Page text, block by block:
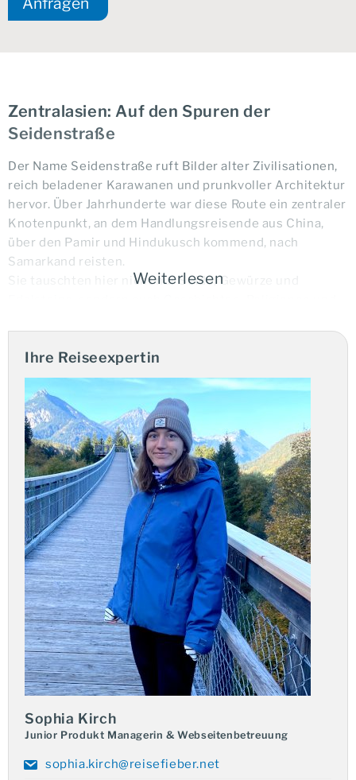
Zentralasien: Auf den Spuren der
Seidenstraße
Der Name Seidenstraße ruft Bilder alter Zivilisationen,
reich beladener Karawanen und prunkvoller Architektur
hervor. Über Jahrhunderte war diese Route ein zentraler
Knotenpunkt, an dem Handlungsreisende aus China,
über den Pamir und Hindukusch kommend, nach
Samarkand reisten.
Sie tauschten hier nicht nur Seide, Gewürze und
Komfortable Reise entlang der historischen
Route
Verzichten Sie auf die Beschwerlichkeiten einer
herkömmlichen Reise durch Zentralasien.
Mit dem komfortablen Orient Silk Road Express bieten
wir Ihnen die Möglichkeit, diese Region auf angenehme
Weise zu erkunden. An Bord dieses Sonderzuges
erleben Sie die kulturellen und landschaftlichen
Höhepunkte und erhalten tiefe Einblicke in das Leben
der Menschen vor Ort.
Zu den Höhepunkten zählen die märchenhaften Städte
Chiwa und Buchara, die Sie in die Atmosphäre aus 1001
Nacht entführen, sowie der Besuch von fünf UNESCO-
Welterbe-Stätten.
Ihre Reise ist von höchster Servicequalität geprägt. Sie
durch eine Chefreiseleitung, ständige
Weiterlesen
Ihre Reiseexpertin
Sophia Kirch
Junior Produkt Managerin & Webseitenbetreuung
sophia.kirch@reisefieber.net